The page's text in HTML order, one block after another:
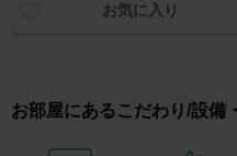
お気に入り
お部屋にあるこだわり/設備